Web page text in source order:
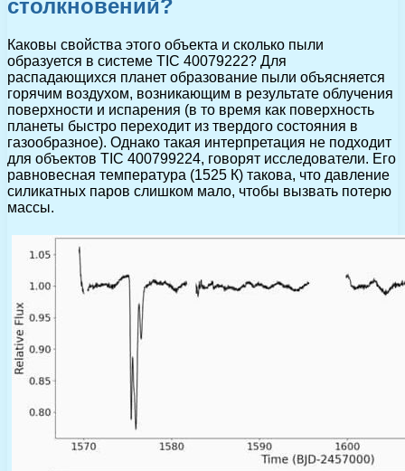
столкновений?
Каковы свойства этого объекта и сколько пыли
образуется в системе TIC 40079222? Для
распадающихся планет образование пыли объясняется
горячим воздухом, возникающим в результате облучения
поверхности и испарения (в то время как поверхность
планеты быстро переходит из твердого состояния в
газообразное). Однако такая интерпретация не подходит
для объектов TIC 400799224, говорят исследователи. Его
равновесная температура (1525 К) такова, что давление
силикатных паров слишком мало, чтобы вызвать потерю
массы.